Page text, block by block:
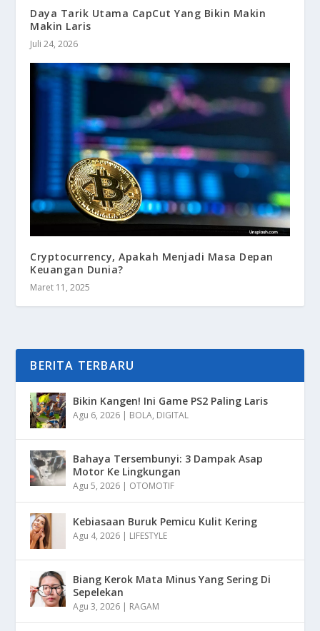
Daya Tarik Utama CapCut Yang Bikin Makin
Makin Laris
Juli 24, 2026
Cryptocurrency, Apakah Menjadi Masa Depan
Keuangan Dunia?
Maret 11, 2025
BERITA TERBARU
Bikin Kangen! Ini Game PS2 Paling Laris
Agu 6, 2026 | BOLA, DIGITAL
Bahaya Tersembunyi: 3 Dampak Asap
Motor Ke Lingkungan
Agu 5, 2026 | OTOMOTIF
Kebiasaan Buruk Pemicu Kulit Kering
Agu 4, 2026 | LIFESTYLE
Biang Kerok Mata Minus Yang Sering Di
Sepelekan
Agu 3, 2026 | RAGAM